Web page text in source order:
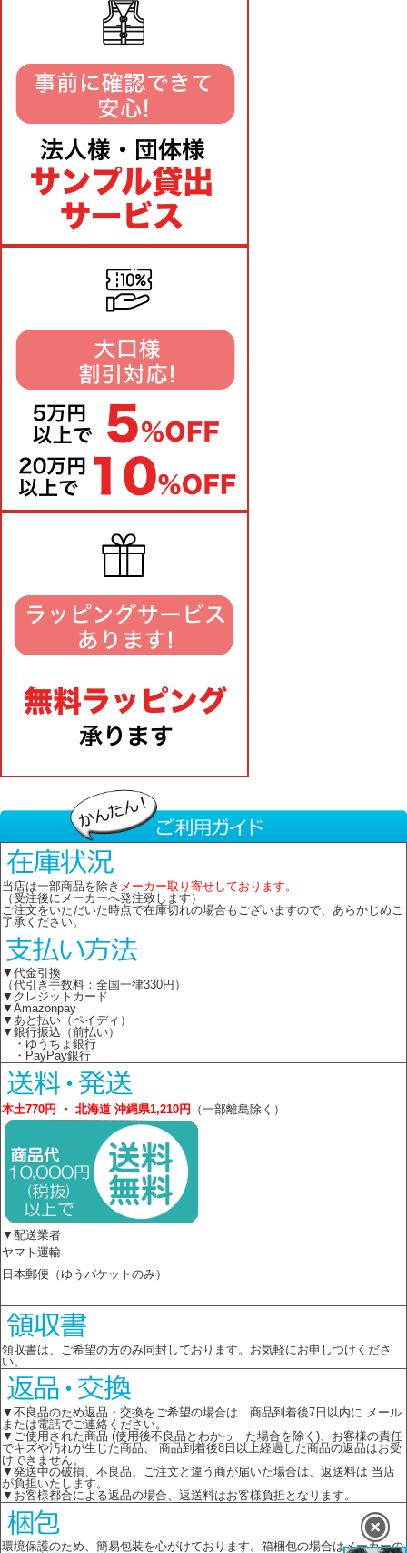
当店は一部商品を除き メーカー取り寄せしております。
（受注後にメーカーへ発注致します）
ご注文をいただいた時点で在庫切れの場合もございますので、あらかじめご
了承ください。
▼代金引換
（代引き手数料：全国一律330円）
▼クレジットカード
▼Amazonpay
▼あと払い（ペイディ）
▼銀行振込（前払い）
・ゆうちょ銀行
・PayPay銀行
本土770円 ・ 北海道 沖縄県1,210円 （一部離島除く）
▼配送業者
ヤマト運輸
日本郵便（ゆうパケットのみ）
領収書は、ご希望の方のみ同封しております。お気軽にお申しつけくださ
い。
▼不良品のため返品・交換をご希望の場合は 商品到着後7日以内に メール
または電話でご連絡ください。
▼ご使用された商品 (使用後不良品とわかっ た場合を除く)、お客様の責任
でキズや汚れが生じた商品、 商品到着後8日以上経過した商品の返品はお受
けできません。
▼発送中の破損、不良品、ご注文と違う商が届いた場合は、返送料は 当店
が負担いたします。
▼お客様都合による返品の場合、返送料はお客様負担となります。
環境保護のため、簡易包装を心がけております。箱梱包の場合はメーカーの